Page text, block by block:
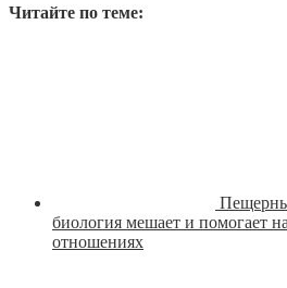
Читайте по теме:
биология мешает и помогает
отношениях